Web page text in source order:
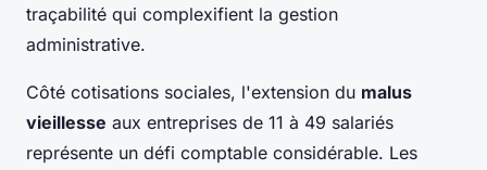
traçabilité qui complexifient la gestion
administrative.
Côté cotisations sociales, l'extension du malus
vieillesse aux entreprises de 11 à 49 salariés
représente un défi comptable considérable. Les